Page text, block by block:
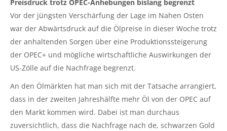
Preisdruck trotz OPEC-Anhebungen bislang begrenzt
Vor der jüngsten Verschärfung der Lage im Nahen Osten
war der Abwärtsdruck auf die Ölpreise in dieser Woche trotz
der anhaltenden Sorgen über eine Produktionssteigerung
der OPEC+ und mögliche wirtschaftliche Auswirkungen der
US-Zölle auf die Nachfrage begrenzt.
An den Ölmärkten hat man sich mit der Tatsache arrangiert,
dass in der zweiten Jahreshälfte mehr Öl von der OPEC auf
den Markt kommen wird. Dabei ist man durchaus
zuversichtlich, dass die Nachfrage nach de, schwarzen Gold